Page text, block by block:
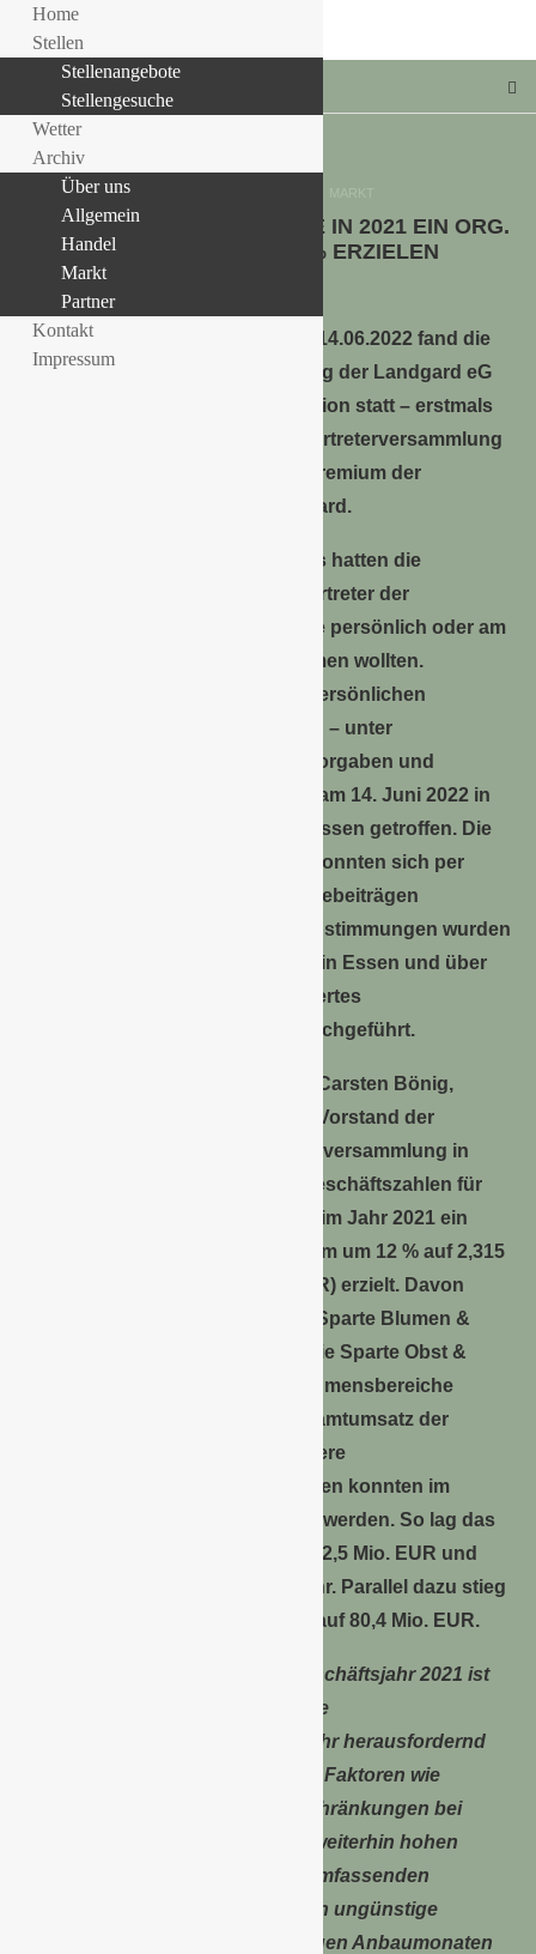
DIE LANDGARD EG KONNTE IN 2021 EIN ORG.
WACHSTUM VON 12% ERZIELEN
Am 14.06.2022 fand die
ordentliche Vertreterversammlung der Landgard eG
im Rahmen der IPM Summer Edition statt – erstmals
als hybride Veranstaltung. Die Vertreterversammlung
ist das höchste Entscheidungsgremium der
Erzeugergenossenschaft Landgard.
Aufgrund des hybriden Formates hatten die
gewählten Vertreterinnen und Vertreter der
Mitgliedsbetriebe die Wahl, ob sie persönlich oder am
PC an der Versammlung teilnehmen wollten.
Diejenigen Teilnehmer, die den persönlichen
Austausch vorzogen, haben sich – unter
Berücksichtigung der gültigen Vorgaben und
Corona-Vorsichtsmaßnahmen – am 14. Juni 2022 in
den Räumlichkeiten der Messe Essen getroffen. Die
online zugeschalteten Vertreter konnten sich per
Video, Telefon oder Chat mit Redebeiträgen
einbringen. Die erforderlichen Abstimmungen wurden
parallel per Handzeichen vor Ort in Essen und über
ein in die Videokonferenz integriertes
Abstimmungstool in Echtzeit durchgeführt.
Carsten Bönig,
Vorstand der
Landgard eG, stellte der Vertreterversammlung in
einem Rückblick zunächst die Geschäftszahlen für
das Jahr 2021 vor. Landgard hat im Jahr 2021 ein
deutliches organisches Wachstum um 12 % auf 2,315
Mrd. EUR (Vorjahr 2,069 Mrd. EUR) erzielt. Davon
entfielen 1,473 Mrd. EUR auf die Sparte Blumen &
Pflanzen und 748 Mio. EUR auf die Sparte Obst &
Gemüse. Die sonstigen Unternehmensbereiche
trugen mit 93 Mio. EUR zum Gesamtumsatz der
Landgard-Gruppe bei. Auch weitere
betriebswirtschaftliche Kennzahlen konnten im
Vergleich zum Vorjahr gesteigert werden. So lag das
Ergebnis vor Steuern (EBT) bei 12,5 Mio. EUR und
damit um 91,3 % über dem Vorjahr. Parallel dazu stieg
das wirtschaftliche Eigenkapital auf 80,4 Mio. EUR.
„Die positive Entwicklung im Geschäftsjahr 2021 ist
für uns umso erfreulicher, weil die
Rahmenbedingungen einmal mehr herausfordernd
waren. Neben Corona-bedingten Faktoren wie
vorübergehenden Zugangsbeschränkungen bei
wichtigen Kundengruppen und weiterhin hohen
Kosten für die Umsetzung von umfassenden
Hygienekonzepten sind hier auch ungünstige
Witterungsverhältnisse in wichtigen Anbaumonaten
Home
Stellen
Stellenangebote
Stellengesuche
Wetter
Archiv
Über uns
Allgemein
Handel
Markt
Partner
Kontakt
Impressum